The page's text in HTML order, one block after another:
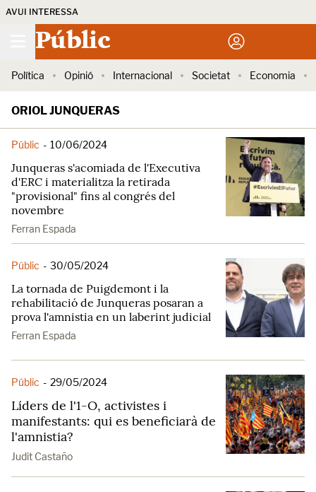
AVUI INTERESSA
Públic
Política Opinió Internacional Societat Economia
ORIOL JUNQUERAS
Públic - 10/06/2024
Junqueras s'acomiada de l'Executiva
d'ERC i materialitza la retirada
"provisional" fins al congrés del
novembre
Ferran Espada
Públic - 30/05/2024
La tornada de Puigdemont i la
rehabilitació de Junqueras posaran a
prova l'amnistia en un laberint judicial
Ferran Espada
Públic - 29/05/2024
Líders de l'1-O, activistes i
manifestants: qui es beneficiarà de
l'amnistia?
Judit Castaño